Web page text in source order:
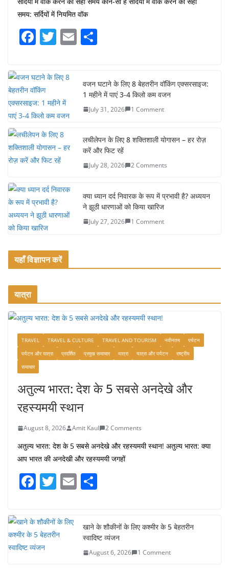
समय: सर्दियों में नियमित वॉक
F
c
e
b
o
o
k
T
itt
er
E
e
वजन घटाने के लिए 8 बेहतरीन वॉकिंग एक्सरसाइज:
1 महीने में पाएं 3-4 किलो कम वजन
July 31, 2026 1 Comment
लचीलेपन के लिए 8 शक्तिशाली योगासन – हर रोज़
करें और फिट रहें
July 28, 2026 2 Comments
क्या ध्यान दर्द निवारक के रूप में प्रभावी है? अध्ययन
ने झूठी धारणाओं को किया खारिज
July 27, 2026 1 Comment
यहाँ विज्ञापन करें
यात्रा
TRAVEL TRAVEL & CULTURE TRAVEL AND TOURISM नवीनतम
पर्यटन
पर्यटन और यात्रा
प्रदर्शित प्रमुख समाचार यात्रा यात्रा और पर्यटन
राष्ट्रीय
समाचार
अतुल्य भारत: देश के 5 सबसे अनदेखे और
रहस्यमयी स्थान
August 8, 2026 Amit Kaul 2 Comments
अतुल्य भारत: देश के 5 सबसे अनदेखे और रहस्यमयी स्थान! अतुल्य भारत: क्या
आप भारत की अनदेखी और रहस्यमयी जगहों
F
c
e
b
T
itt
er
E
e
खाने के शौकीनों के लिए कश्मीर के 5 बेहतरीन
स्वादिष्ट व्यंजन
August 6, 2026 1 Comment